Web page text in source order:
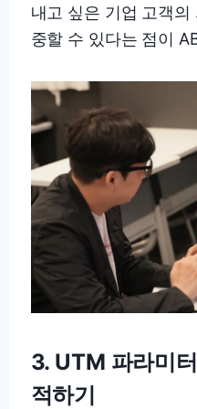
내고 싶은 기업 고객
중할 수 있다는 점이
3. UTM 파라미
적하기